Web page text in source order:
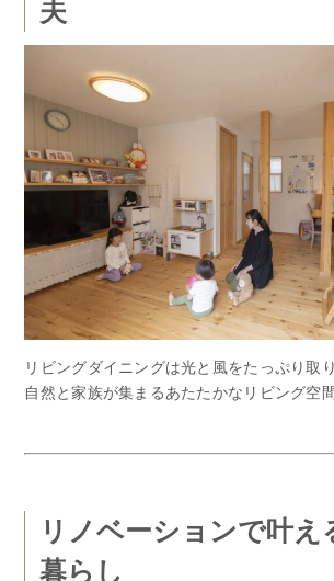
夫
リビングダイニングは光と風をたっぷり取
自然と家族が集まるあたたかなリビング空
リノベーションで叶え
暮らし